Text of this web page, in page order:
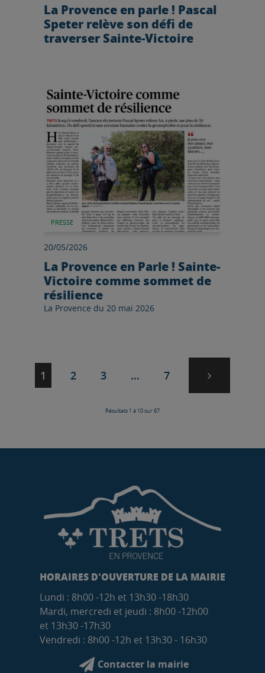
La Provence en parle ! Pascal
Speter relève son défi de
traverser Sainte-Victoire
PRESSE
20/05/2026
La Provence en Parle ! Sainte-
Victoire comme sommet de
résilience
La Provence du 20 mai 2026
Lire l'article
Navigation
Page
1 Page
2 Page
3 … Page
7 Page
Résultats 1 à 10 sur 67
HORAIRES D'OUVERTURE DE LA MAIRIE
Lundi : 8h00 -12h et 13h30 -18h30
Mardi, mercredi et jeudi : 8h00 -12h00
et 13h30 -17h30
Vendredi : 8h00 -12h et 13h30 - 16h30
Contacter la mairie